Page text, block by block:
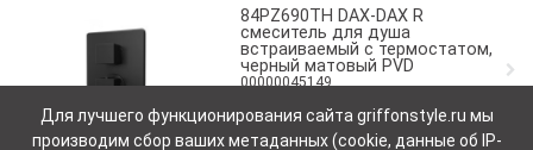
84PZ690TH DAX-DAX R
смеситель для душа
встраиваемый с термостатом,
черный матовый PVD
00000045149
Наличие и цену уточняйте
у менеджера
Для лучшего функционирования сайта griffonstyle.ru мы
производим сбор ваших метаданных (cookie, данные об IP-